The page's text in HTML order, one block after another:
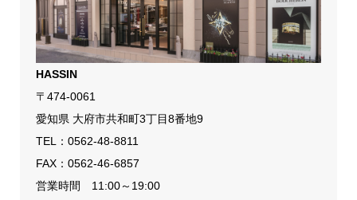
HASSIN
〒474-0061
愛知県 大府市共和町3丁目8番地9
TEL： 0562-48-8811
FAX：0562-46-6857
営業時間 11:00～19:00